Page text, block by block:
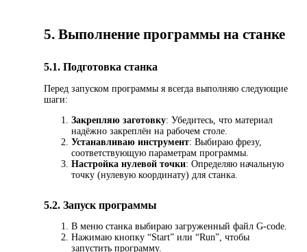
5. Выполнение программы на станке
5.1. Подготовка станка
Перед запуском программы я всегда выполняю следующие
шаги:
Закрепляю заготовку: Убедитесь, что материал
надёжно закреплён на рабочем столе.
Устанавливаю инструмент: Выбираю фрезу,
соответствующую параметрам программы.
Настройка нулевой точки: Определяю начальную
точку (нулевую координату) для станка.
5.2. Запуск программы
В меню станка выбираю загруженный файл G-code.
Нажимаю кнопку “Start” или “Run”, чтобы
запустить программу.